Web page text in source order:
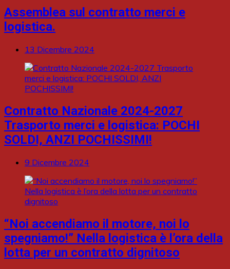
Assemblea sul contratto merci e
logistica.
13 Dicembre 2024
Contratto Nazionale 2024-2027
Trasporto merci e logistica: POCHI
SOLDI, ANZI POCHISSIMI!
9 Dicembre 2024
“Noi accendiamo il motore, noi lo
spegniamo!” Nella logistica è l’ora della
lotta per un contratto dignitoso